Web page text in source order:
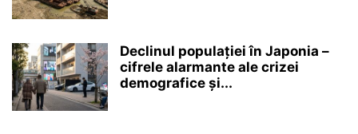
Declinul populației în Japonia –
cifrele alarmante ale crizei
demografice și...